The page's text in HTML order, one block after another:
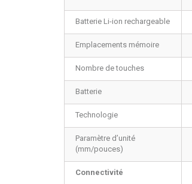
Batterie Li-ion rechargeable
Emplacements mémoire
Nombre de touches
Batterie
Technologie
Paramètre d’unité
(mm/pouces)
Connectivité